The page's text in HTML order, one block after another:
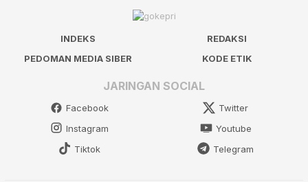
INDEKS
REDAKSI
PEDOMAN MEDIA SIBER
KODE ETIK
JARINGAN SOCIAL
Facebook
Twitter
Instagram
Youtube
Tiktok
Telegram